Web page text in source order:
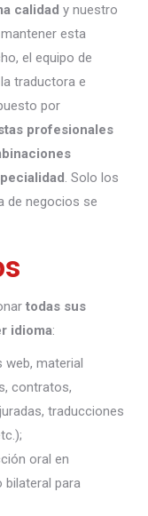
calidad y nuestro
esta
el equipo de
traductora e
por
profesionales
. Solo los
de negocios se
todas sus
idioma:
web, material
contratos,
traducciones
oral en
bilateral para